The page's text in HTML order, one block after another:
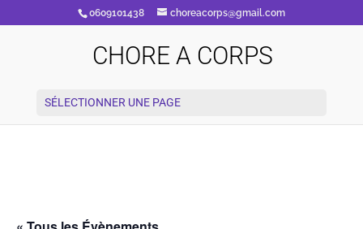
0609101438 choreacorps@gmail.com
CHORE A CORPS
SÉLECTIONNER UNE PAGE